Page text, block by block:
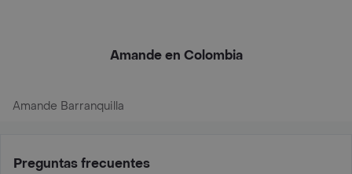
Amande en Colombia
Amande Barranquilla
Preguntas frecuentes